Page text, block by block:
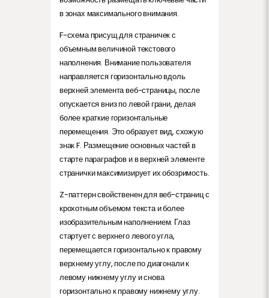
в зонах максимального внимания.
F-схема присущ для страничек с
объемным величиной текстового
наполнения. Внимание пользователя
направляется горизонтально вдоль
верхней элемента веб-страницы, после
опускается вниз по левой грани, делая
более краткие горизонтальные
перемещения. Это образует вид, схожую
знак F. Размещение основных частей в
старте параграфов и в верхней элементе
странички максимизирует их обозримость.
Z-паттерн свойственен для веб-страниц с
крохотным объемом текста и более
изобразительным наполнением. Глаз
стартует с верхнего левого угла,
перемещается горизонтально к правому
верхнему углу, после по диагонали к
левому нижнему углу и снова
горизонтально к правому нижнему углу.